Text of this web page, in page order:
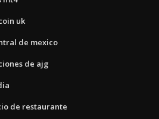
uk
de mexico
de ajg
de restaurante